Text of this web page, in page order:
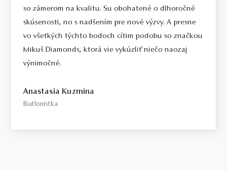
so zámerom na kvalitu. Su obohatené o dlhoročné
skúsenosti, no s nadšením pre nové výzvy. A presne
vo všetkých týchto bodoch cítim podobu so značkou
Mikuš Diamonds, ktorá vie vykúzliť niečo naozaj
výnimočné.
Anastasia Kuzmina
Biatlonistka